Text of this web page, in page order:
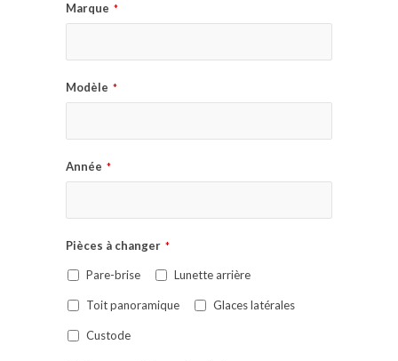
Marque *
Modèle *
Année *
Pièces à changer *
Pare-brise Lunette arrière
Toit panoramique Glaces latérales
Custode